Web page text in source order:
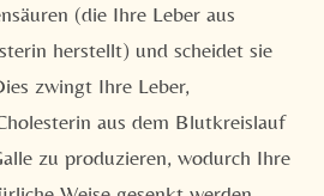
(die Ihre Leber aus
herstellt) und scheidet sie
zwingt Ihre Leber,
aus dem Blutkreislauf
zu produzieren, wodurch Ihre